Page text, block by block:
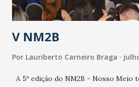
população e ao sistema de saúde.
estratificação do risco da doença,
V NM2B
Por Lauriberto Carneiro Braga
A 5ª edição do NM2B - Nosso Meio